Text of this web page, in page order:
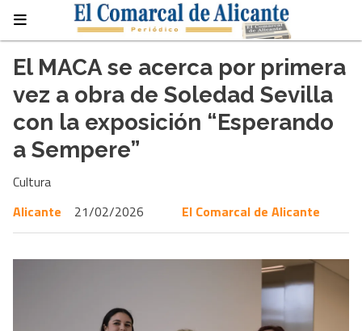
El MACA se acerca por primera
vez a obra de Soledad Sevilla
con la exposición “Esperando
a Sempere”
Cultura
Alicante
21/02/2026 El Comarcal de Alicante